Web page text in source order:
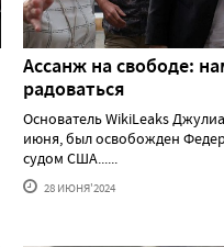
Ассанж на свободе:
радоваться
Основатель WikiLeaks
июня, был освобожден
судом США......
28 ИЮНЯ'2024